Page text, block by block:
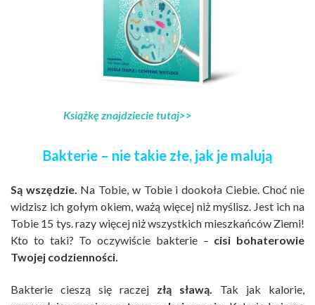
Książkę znajdziecie tutaj>>
Bakterie – nie takie złe, jak je malują
Są wszędzie. Na Tobie, w Tobie i dookoła Ciebie. Choć nie
widzisz ich gołym okiem, ważą więcej niż myślisz. Jest ich na
Tobie 15 tys. razy więcej niż wszystkich mieszkańców Ziemi!
Kto to taki? To oczywiście bakterie – cisi bohaterowie
Twojej codzienności.
Bakterie cieszą się raczej złą sławą. Tak jak kalorie,